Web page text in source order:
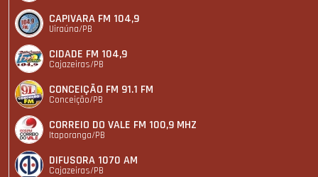
CAPIVARA FM 104,9
Uiraúna/PB
CIDADE FM 104,9
Cajazeiras/PB
CONCEIÇÃO FM 91.1 FM
Conceição/PB
CORREIO DO VALE FM 100,9 MHZ
Itaporanga/PB
DIFUSORA 1070 AM
Cajazeiras/PB